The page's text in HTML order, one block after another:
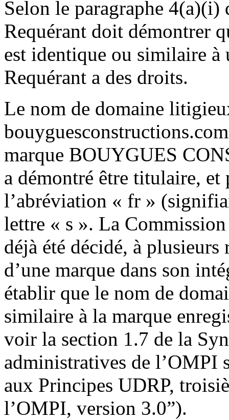
Selon le paragraphe 4(a)(i)
Requérant doit démontrer
est identique ou similaire à
Requérant a des droits.
Le nom de domaine
marque BOUYGUES
a démontré être titulaire, et
l’abréviation « fr »
lettre « s ». La
déjà été décidé, à
d’une marque dans son
établir que le nom de
similaire à la marque
voir la section 1.7 de la
administratives de l’OMPI
aux Principes UDRP,
l’OMPI, version 3.0”).